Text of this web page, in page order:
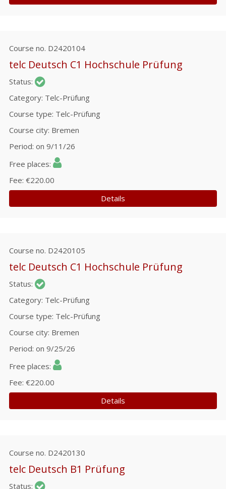
Course no. D2420104
telc Deutsch C1 Hochschule Prüfung
Status
Category Telc-Prüfung
Course type Telc-Prüfung
Course city Bremen
Period on 9/11/26
Free places
Fee €220.00
Details
Course no. D2420105
telc Deutsch C1 Hochschule Prüfung
Status
Category Telc-Prüfung
Course type Telc-Prüfung
Course city Bremen
Period on 9/25/26
Free places
Fee €220.00
Details
Course no. D2420130
telc Deutsch B1 Prüfung
Status